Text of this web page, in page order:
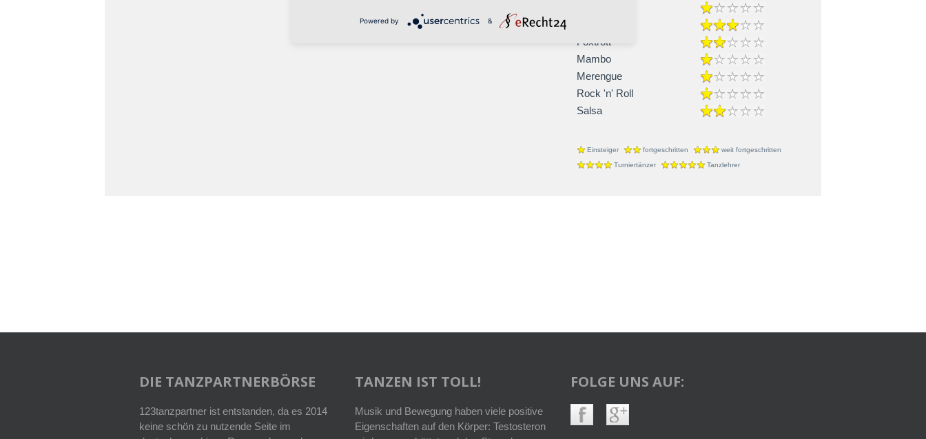
Foxtrott
Mambo
Merengue
Rock 'n' Roll
Salsa
Einsteiger fortgeschritten
weit fortgeschritten
Turniertänzer
Tanzlehrer
DIE TANZPARTNERBÖRSE
123tanzpartner ist entstanden, da es 2014
keine schön zu nutzende Seite im
TANZEN IST TOLL!
Musik und Bewegung haben viele positive
Eigenschaften auf den Körper: Testosteron
FOLGE UNS AUF:
Powered by &